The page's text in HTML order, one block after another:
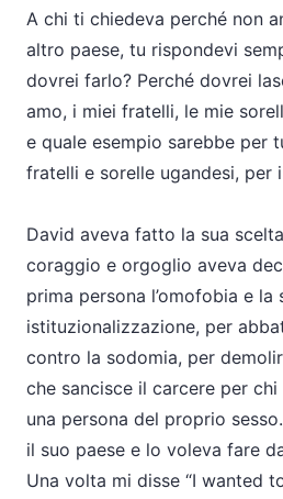
A chi ti chiedeva perché non
altro paese, tu rispondevi
dovrei farlo? Perché dovrei
amo, i miei fratelli, le mie
e quale esempio sarebbe per
fratelli e sorelle ugandesi, per
David aveva fatto la sua
coraggio e orgoglio aveva
prima persona l’omofobia e la
istituzionalizzazione, per
contro la sodomia, per
che sancisce il carcere per chi
una persona del proprio
il suo paese e lo voleva fare
Una volta mi disse “I wanted